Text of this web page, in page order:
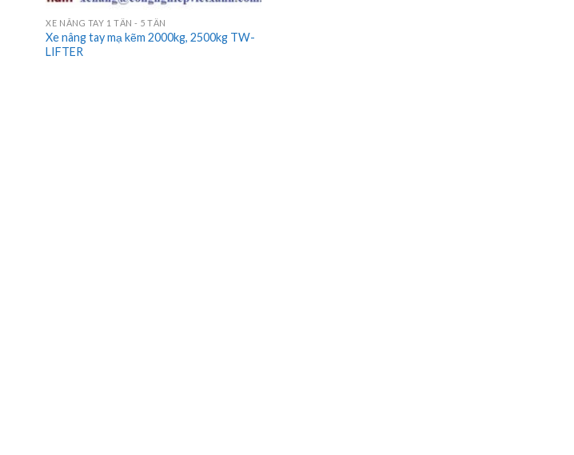
XE NÂNG TAY 1 TẤN - 5 TẤN
Xe nâng tay mạ kẽm 2000kg, 2500kg TW-
LIFTER